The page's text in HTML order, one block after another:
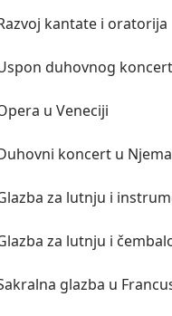
kantate i oratorija
duhovnog
u Veneciji
koncert u
za lutnju i
za lutnju i
glazba u